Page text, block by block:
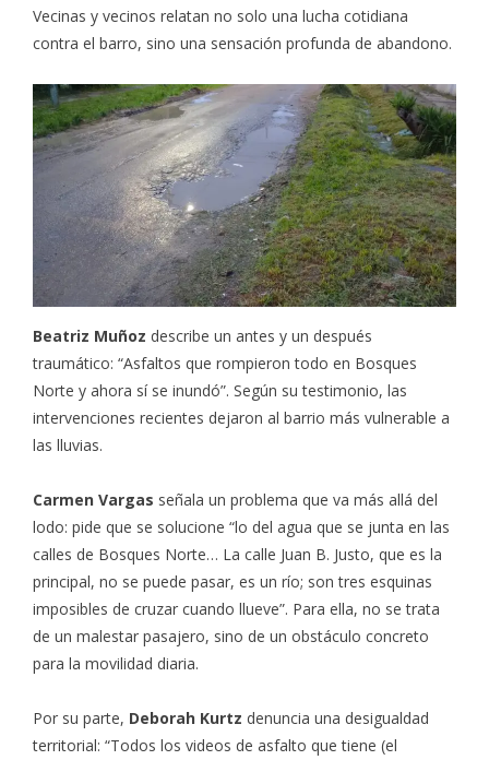
Vecinas y vecinos relatan no solo una lucha cotidiana
contra el barro, sino una sensación profunda de abandono.
Beatriz Muñoz describe un antes y un después
traumático: “Asfaltos que rompieron todo en Bosques
Norte y ahora sí se inundó”. Según su testimonio, las
intervenciones recientes dejaron al barrio más vulnerable a
las lluvias.
Carmen Vargas señala un problema que va más allá del
lodo: pide que se solucione “lo del agua que se junta en las
calles de Bosques Norte… La calle Juan B. Justo, que es la
principal, no se puede pasar, es un río; son tres esquinas
imposibles de cruzar cuando llueve”. Para ella, no se trata
de un malestar pasajero, sino de un obstáculo concreto
para la movilidad diaria.
Por su parte, Deborah Kurtz denuncia una desigualdad
territorial: “Todos los videos de asfalto que tiene (el